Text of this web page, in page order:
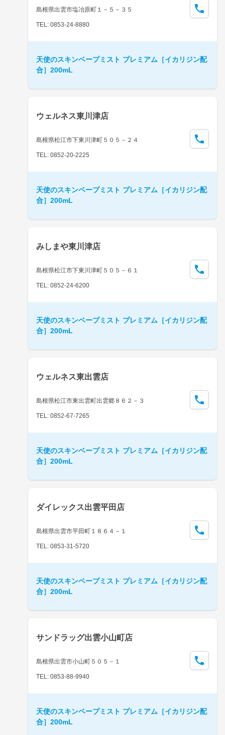
島根県出雲市塩冶原町１－５－３５
TEL: 0853-24-8880
天使のスキンベープミスト プレミアム［イカリジン配
合］200mL
ウェルネス東川津店
島根県松江市下東川津町５０５－２４
TEL: 0852-20-2225
天使のスキンベープミスト プレミアム［イカリジン配
合］200mL
みしまや東川津店
島根県松江市下東川津町５０５－６１
TEL: 0852-24-6200
天使のスキンベープミスト プレミアム［イカリジン配
合］200mL
ウェルネス東出雲店
島根県松江市東出雲町出雲郷８６２－３
TEL: 0852-67-7265
天使のスキンベープミスト プレミアム［イカリジン配
合］200mL
ダイレックス出雲平田店
島根県出雲市平田町１８６４－１
TEL: 0853-31-5720
天使のスキンベープミスト プレミアム［イカリジン配
合］200mL
サンドラッグ出雲小山町店
島根県出雲市小山町５０５－１
TEL: 0853-88-9940
天使のスキンベープミスト プレミアム［イカリジン配
合］200mL